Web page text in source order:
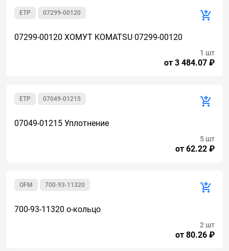
07299-00120
ETP
07299-00120 ХОМУТ KOMATSU 07299-00120
от 3 484.07 ₽
1 шт
07049-01215
ETP
07049-01215 Уплотнение
от 62.22 ₽
5 шт
700-93-11320
OFM
700-93-11320 о-кольцо
от 80.26 ₽
2 шт